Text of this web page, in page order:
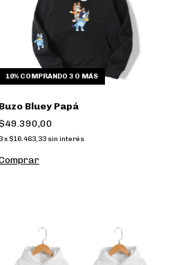
10% COMPRANDO 3 O MÁS
Buzo Bluey Papá
3x $16.463,33 sin interés